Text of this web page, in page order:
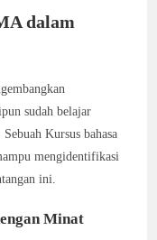
dalam
sudah belajar
Kursus bahasa
mengidentifikasi
ini.
Minat